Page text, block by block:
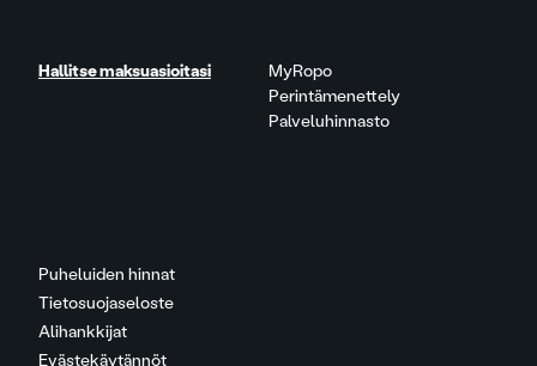
Puheluiden hinnat
Tietosuojaseloste
Alihankkijat
Evästekäytännöt
Hallitse maksuasioitasi
MyRopo
Perintämenettely
Palveluhinnasto